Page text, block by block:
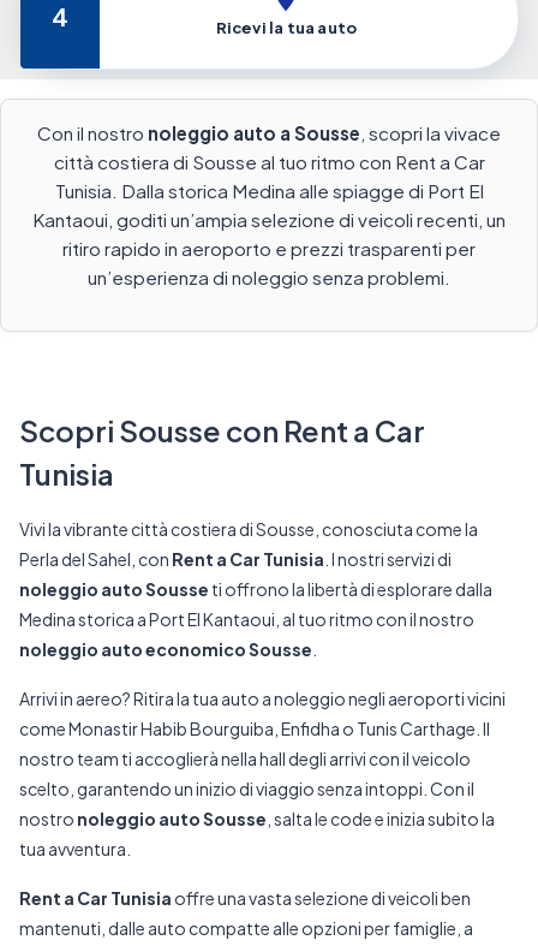
4 Ricevi la tua auto
Con il nostro noleggio auto a Sousse , scopri la vivace
città costiera di Sousse al tuo ritmo con Rent a Car
Tunisia. Dalla storica Medina alle spiagge di Port El
Kantaoui, goditi un’ampia selezione di veicoli recenti, un
ritiro rapido in aeroporto e prezzi trasparenti per
un’esperienza di noleggio senza problemi.
Scopri Sousse con Rent a Car
Tunisia
Vivi la vibrante città costiera di Sousse, conosciuta come la
Perla del Sahel, con Rent a Car Tunisia . I nostri servizi di
noleggio auto Sousse ti offrono la libertà di esplorare dalla
Medina storica a Port El Kantaoui, al tuo ritmo con il nostro
noleggio auto economico Sousse
Arrivi in aereo? Ritira la tua auto a noleggio negli aeroporti vicini
come Monastir Habib Bourguiba, Enfidha o Tunis Carthage. Il
nostro team ti accoglierà nella hall degli arrivi con il veicolo
scelto, garantendo un inizio di viaggio senza intoppi. Con il
nostro noleggio auto Sousse , salta le code e inizia subito la
tua avventura.
Rent a Car Tunisia offre una vasta selezione di veicoli ben
mantenuti, dalle auto compatte alle opzioni per famiglie, a